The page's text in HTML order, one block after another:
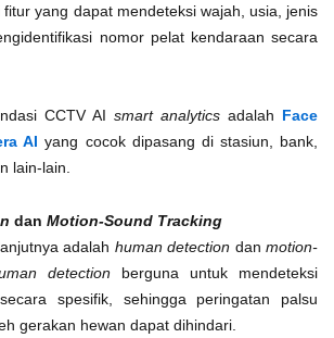
fitur yang dapat mendeteksi wajah, usia, jenis
nomor pelat kendaraan secara
CCTV AI smart analytics adalah Face
AI yang cocok dipasang di stasiun, bank,
lain-lain.
dan Motion-Sound Tracking
adalah human detection danmotion-
detection berguna untuk mendeteksi
spesifik, sehingga peringatan palsu
gerakan hewan dapat dihindari.